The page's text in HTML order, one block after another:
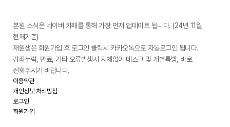
본원 소식은 네이버 카페를 통해 가장 먼저 업데이트 됩니다. (24년 11월
현재기준)
재원생은 회원가입 후 로그인 클릭시 카카오톡으로 자동로그인 됩니다.
강좌누락, 만료, 기타 오류발생시 지체없이 데스크 및 개별톡방, 바로
전화주시기 바랍니다.
이용약관
개인정보 처리방침
로그인
회원가입